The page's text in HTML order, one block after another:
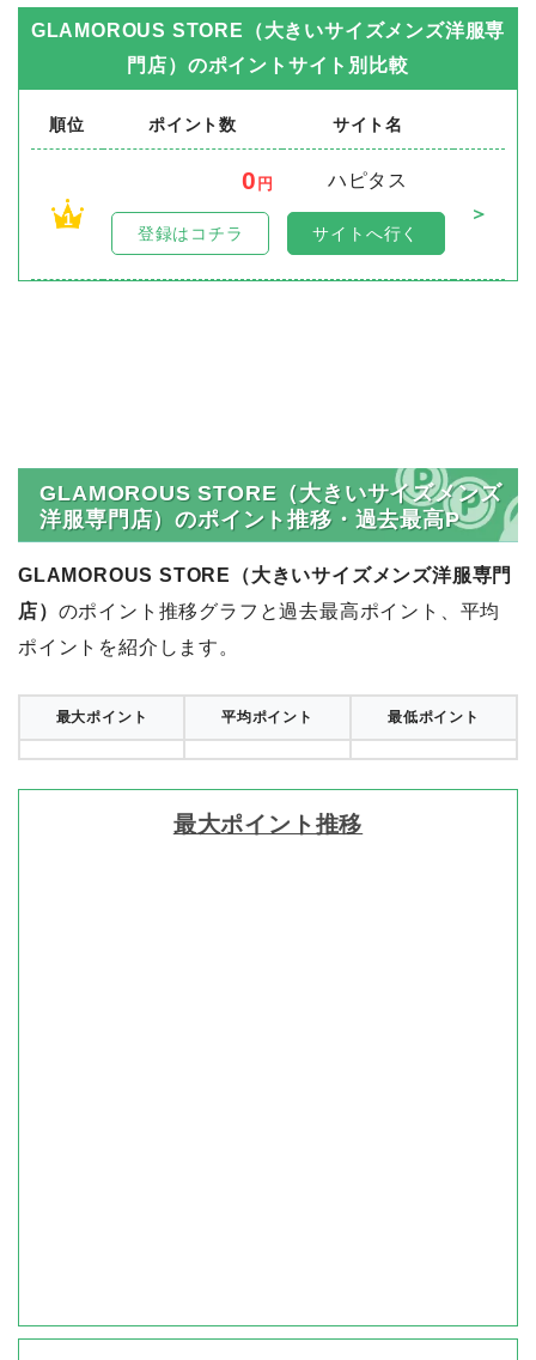
GLAMOROUS STORE（大きいサイズメンズ洋服専
門店） のポイントサイト別比較
順位 ポイント数 サイト名
1
0 円
ハピタス
＞
登録はコチラ サイトへ行く
GLAMOROUS STORE（大きいサイズメンズ
洋服専門店）のポイント推移・過去最高P
GLAMOROUS STORE（大きいサイズメンズ洋服専門
店） のポイント推移グラフと過去最高ポイント、平均
ポイントを紹介します。
最大ポイント 平均ポイント 最低ポイント
最大ポイント推移